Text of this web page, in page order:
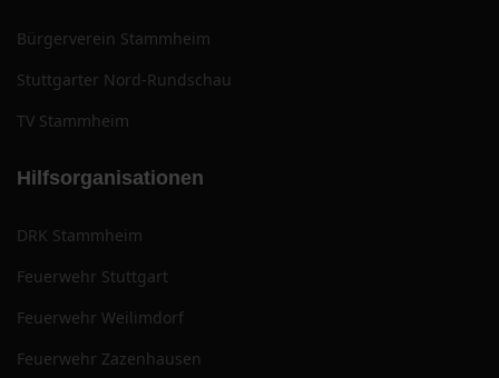
Bürgerverein Stammheim
Stuttgarter Nord-Rundschau
TV Stammheim
Hilfsorganisationen
DRK Stammheim
Feuerwehr Stuttgart
Feuerwehr Weilimdorf
Feuerwehr Zazenhausen